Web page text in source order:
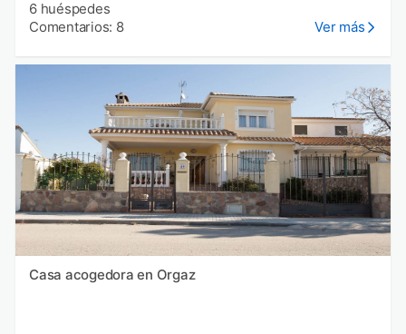
6 huéspedes
Comentarios: 8
Ver más
Casa acogedora en Orgaz